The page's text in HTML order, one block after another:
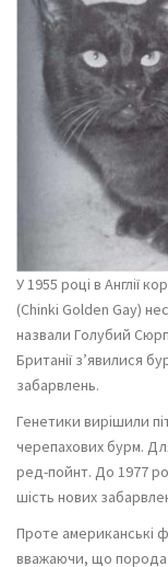
У 1955 році в Англії
(Chinki Golden Gay)
назвали Голубий
Британії з’явилися
забарвлень.
Генетики вирішили
черепахових бурм.
ред-пойнт. До 1977
шість нових
Проте американські
вважаючи, що порода